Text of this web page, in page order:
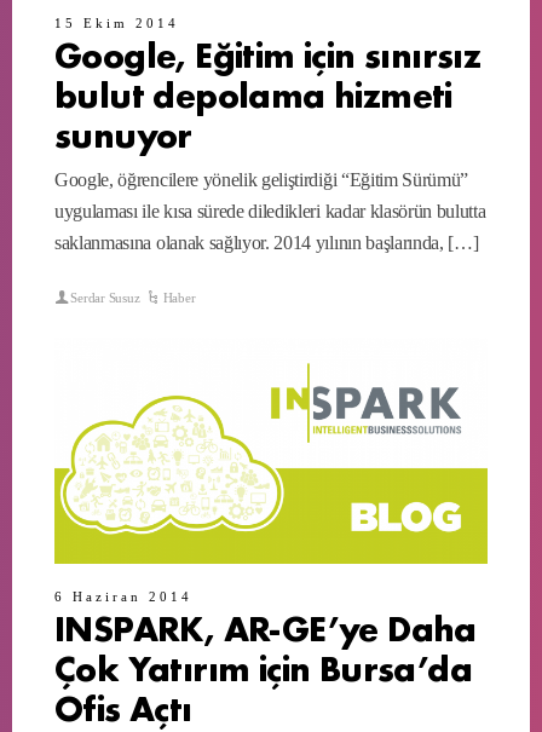
15 Ekim 2014
Google, Eğitim için sınırsız
bulut depolama hizmeti
sunuyor
Google, öğrencilere yönelik geliştirdiği “Eğitim Sürümü”
uygulaması ile kısa sürede diledikleri kadar klasörün bulutta
saklanmasına olanak sağlıyor. 2014 yılının başlarında, […]
Serdar Susuz Haber
6 Haziran 2014
INSPARK, AR-GE’ye Daha
Çok Yatırım için Bursa’da
Ofis Açtı